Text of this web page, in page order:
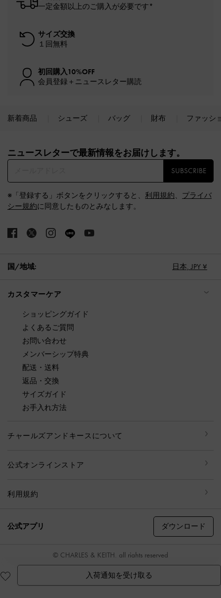
入荷通知を受け取る
一定金額以上のご購入が必要です*
サイズ交換
１回無料
初回購入10%OFF
会員登録＋ニュースレター購読
新着商品 シューズ バッグ 財布 ファッシ
ニュースレターで最新情報をお届けします。​
SUBSCRIBE
※「登録する」ボタンをクリックすると、 利用規約、 プライバ
シー規約に同意したものとみなします。
国/地域: 日本, JPY ¥
カスタマーケア
ショッピングガイド
よくあるご質問
お問い合わせ
メンバーシップ特典
配送・送料
返品・交換
サイズガイド
お手入れ方法
チャールズアンドキースについて
公式オンラインストア
利用規約
公式アプリ ダウンロード
© CHARLES & KEITH, all rights reserved